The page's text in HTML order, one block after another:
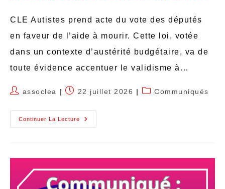
CLE Autistes prend acte du vote des députés
en faveur de l’aide à mourir. Cette loi, votée
dans un contexte d’austérité budgétaire, va de
toute évidence accentuer le validisme à…
assoclea 22 juillet 2026 Communiqués
Continuer La Lecture